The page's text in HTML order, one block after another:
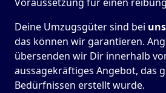
Deine Umzugsgüter sind bei
das können wir garantieren.
übersenden wir Dir innerhalb
aussagekräftiges Angebot, das
Bedürfnissen erstellt wurde.